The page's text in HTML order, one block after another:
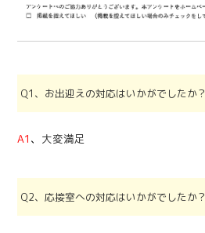
Q1、お出迎えの対応はいかがでしたか？
A1 、 大変満足
Q2、応接室への対応はいかがでしたか？